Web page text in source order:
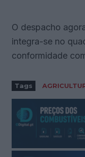
O despacho
integra-se no
conformidade
Tags